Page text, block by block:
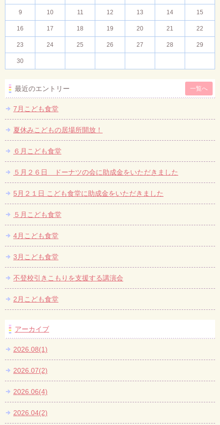
9 10 11 12 13 14 15
16 17 18 19 20 21 22
23 24 25 26 27 28 29
30
最近のエントリー 一覧へ
7月こども食堂
夏休みこどもの居場所開放！
６月こども食堂
５月２６日 ドーナツの会に助成金をいただきました
5月２１日 こども食堂に助成金をいただきました
５月こども食堂
4月こども食堂
3月こども食堂
不登校引きこもりを支援する講演会
2月こども食堂
アーカイブ
2026.08(1)
2026.07(2)
2026.06(4)
2026.04(2)